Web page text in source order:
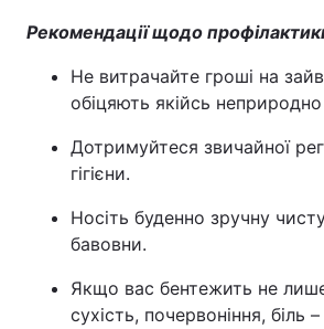
Рекомендації щодо
Не витрачайте гроші на
обіцяють якійсь
Дотримуйтеся звичайної
гігієни.
Носіть буденно зручну
бавовни.
Якщо вас бентежить не
сухість, почервоніння, біль